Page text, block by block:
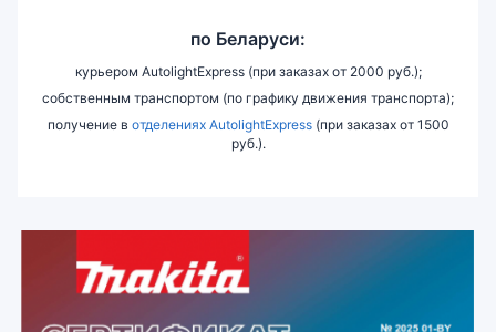
по Беларуси:
курьером AutolightExpress (при заказах от 2000 руб.);
собственным транспортом (по графику движения транспорта);
получение в отделениях AutolightExpress(при заказах от 1500
руб.).